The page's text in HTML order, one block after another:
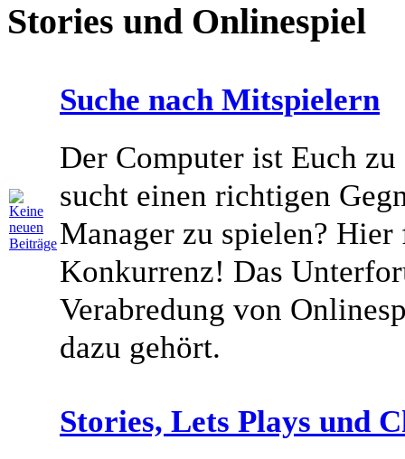
Stories und Onlinespiel
Suche nach Mitspielern
Der Computer ist Euch
sucht einen richtigen
Manager zu spielen?
Konkurrenz! Das
Verabredung von
dazu gehört.
Stories, Lets Plays und